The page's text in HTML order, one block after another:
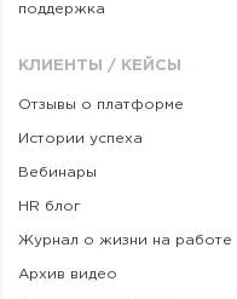
поддержка
КЛИЕНТЫ / КЕЙСЫ
Отзывы о платформе
Истории успеха
Вебинары
HR блог
Журнал о жизни на работе
Архив видео